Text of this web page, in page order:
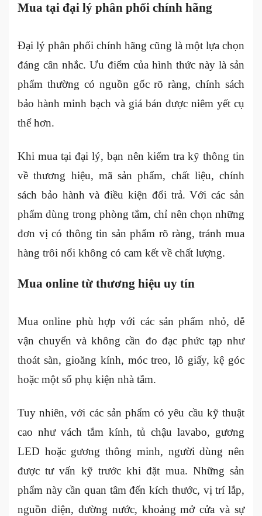
Mua tại đại lý phân phối chính hãng
Đại lý phân phối chính hãng cũng là một lựa chọn
đáng cân nhắc. Ưu điểm của hình thức này là sản
phẩm thường có nguồn gốc rõ ràng, chính sách
bảo hành minh bạch và giá bán được niêm yết cụ
thể hơn.
Khi mua tại đại lý, bạn nên kiểm tra kỹ thông tin
về thương hiệu, mã sản phẩm, chất liệu, chính
sách bảo hành và điều kiện đổi trả. Với các sản
phẩm dùng trong phòng tắm, chỉ nên chọn những
đơn vị có thông tin sản phẩm rõ ràng, tránh mua
hàng trôi nổi không có cam kết về chất lượng.
Mua online từ thương hiệu uy tín
Mua online phù hợp với các sản phẩm nhỏ, dễ
vận chuyển và không cần đo đạc phức tạp như
thoát sàn, gioăng kính, móc treo, lô giấy, kệ góc
hoặc một số phụ kiện nhà tắm.
Tuy nhiên, với các sản phẩm có yêu cầu kỹ thuật
cao như vách tắm kính, tủ chậu lavabo, gương
LED hoặc gương thông minh, người dùng nên
được tư vấn kỹ trước khi đặt mua. Những sản
phẩm này cần quan tâm đến kích thước, vị trí lắp,
nguồn điện, đường nước, khoảng mở cửa và sự